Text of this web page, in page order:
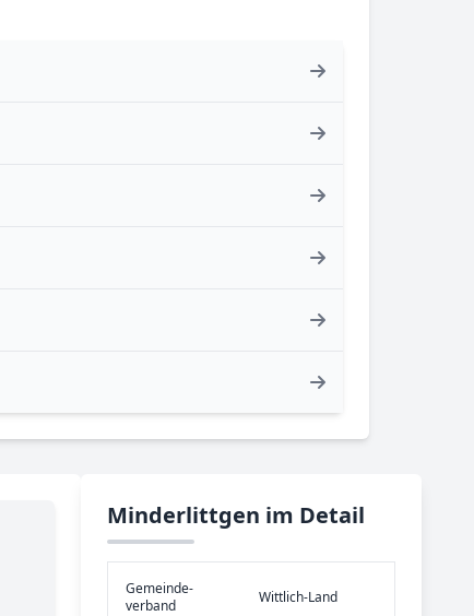
Minderlittgen im Detail
Gemeinde­
verband
Wittlich-Land